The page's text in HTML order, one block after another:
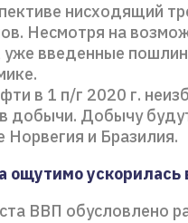
нисходящий
Несмотря на
уже введенные
в 1 п/г 2020 г.
добычи. Добычу
и Бразилия.
ощутимо ускорилась
ВВП обусловлено